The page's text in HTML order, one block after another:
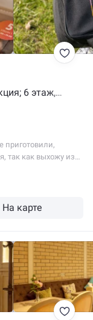
6 этаж,
так как выхожу из
На карте